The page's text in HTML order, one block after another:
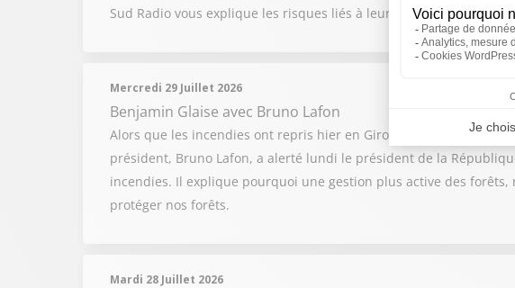
Sud Radio vous explique les risques liés à leur inhalation, mais
Mercredi 29 Juillet 2026
Benjamin Glaise avec Bruno Lafon
Alors que les incendies ont repris hier en Gironde, l’Association
président, Bruno Lafon, a alerté lundi le président de la
incendies. Il explique pourquoi une gestion plus active des
protéger nos forêts.
Mardi 28 Juillet 2026